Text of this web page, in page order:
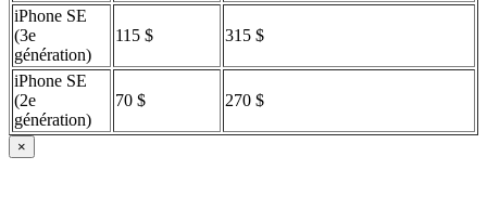
iPhone SE
(3e
génération)
115 $ 315 $
iPhone SE
(2e
génération)
70 $ 270 $
×